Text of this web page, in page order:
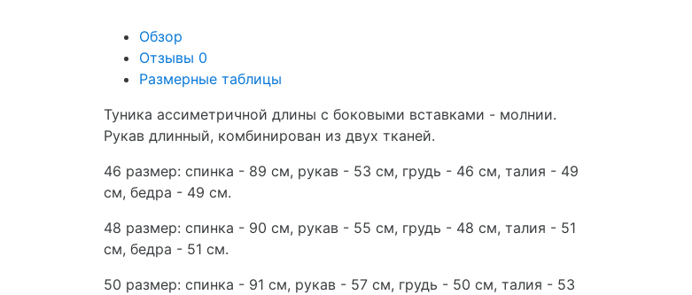
Обзор
Отзывы 0
Размерные таблицы
Туника ассиметричной длины с боковыми вставками - молнии.
Рукав длинный, комбинирован из двух тканей.
46 размер: спинка - 89 см, рукав - 53 см, грудь - 46 см, талия - 49
см, бедра - 49 см.
48 размер: спинка - 90 см, рукав - 55 см, грудь - 48 см, талия - 51
см, бедра - 51 см.
50 размер: спинка - 91 см, рукав - 57 см, грудь - 50 см, талия - 53